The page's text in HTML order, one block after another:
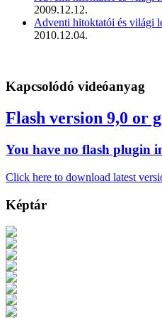
2009.12.12.
Adventi hitoktatói és világi
2010.12.04.
Kapcsolódó videóanyag
Flash version 9,0 or
You have no flash plugin
Click here to download latest
Képtár